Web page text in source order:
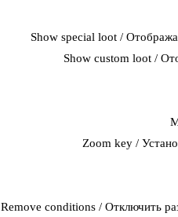
Show special loot /
Show custom loot /
Zoom key /
Remove conditions / Отключить